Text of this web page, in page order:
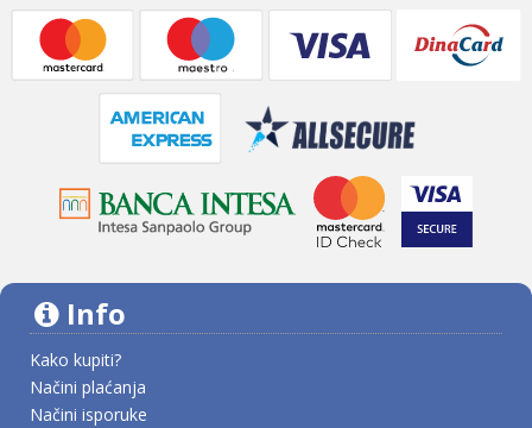
Info
Kako kupiti?
Načini plaćanja
Načini isporuke